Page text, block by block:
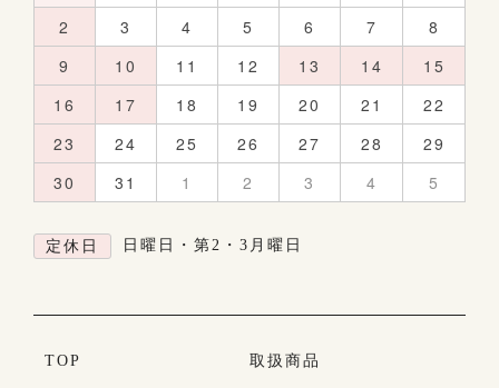
2
3 4 5 6 7
8
9
10 11 12 13 14
15
16
17 18 19 20 21
22
23
24 25 26 27 28
29
30
31 1 2 3 4 5
定休日 日曜日・第2・3月曜日
TOP 取扱商品